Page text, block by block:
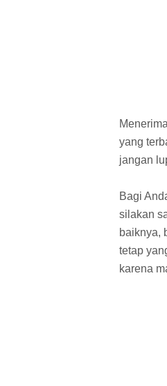
yang
jangan
Bagi
silakan
baiknya,
tetap
karena